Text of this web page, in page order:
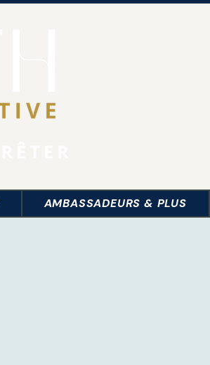
AMBASSADEURS & PLUS